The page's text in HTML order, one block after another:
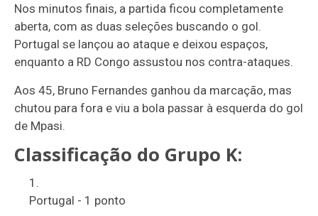
Nos minutos finais, a partida ficou completamente
aberta, com as duas seleções buscando o gol.
Portugal se lançou ao ataque e deixou espaços,
enquanto a RD Congo assustou nos contra-ataques.
Aos 45, Bruno Fernandes ganhou da marcação, mas
chutou para fora e viu a bola passar à esquerda do gol
de Mpasi.
Classificação do Grupo K:
Portugal - 1 ponto